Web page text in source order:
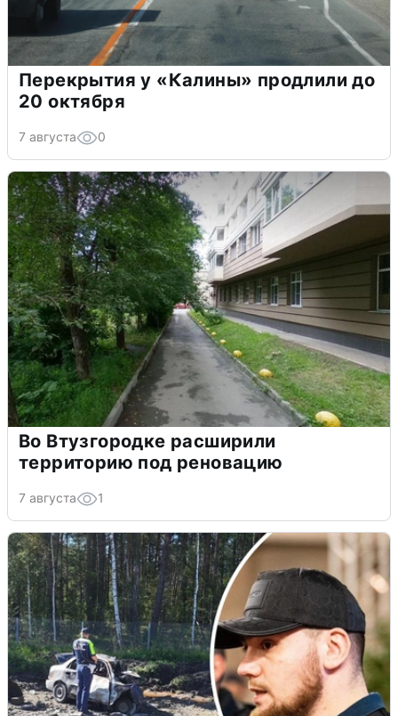
Перекрытия у «Калины» продлили до
20 октября
7 августа 0
Во Втузгородке расширили
территорию под реновацию
7 августа 1